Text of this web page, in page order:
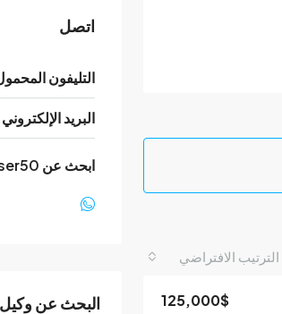
الترتيب الافتراضي
125,000$
اتصل
التليفون
البريد الإلكتروني
ابحث عن user50 في:
البحث عن وكيل